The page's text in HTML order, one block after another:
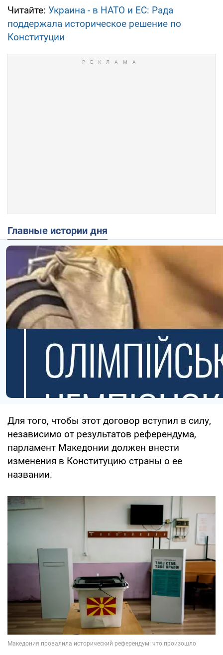
Читайте: Украина - в НАТО и ЕС: Рада
поддержала историческое решение по
Конституции
Главные истории дня
Для того, чтобы этот договор вступил в силу,
независимо от результатов референдума,
парламент Македонии должен внести
изменения в Конституцию страны о ее
названии.